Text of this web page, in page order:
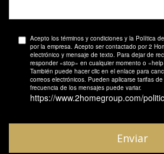
Acepto los términos y condiciones y la Política
por la empresa. Acepto ser contactado por 2
electrónico y mensaje de texto. Para dejar de
responder «stop» en cualquier momento o
También puede hacer clic en el enlace para
correos electrónicos. Pueden aplicarse tarifas
frecuencia de los mensajes puede variar.
https://www.2homegroup.com/
Enviar